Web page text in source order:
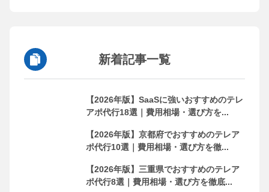
新着記事一覧
【2026年版】SaaSに強いおすすめのテレ
アポ代行18選｜費用相場・選び方を...
【2026年版】京都府でおすすめのテレア
ポ代行10選｜費用相場・選び方を徹...
【2026年版】三重県でおすすめのテレア
ポ代行8選｜費用相場・選び方を徹底...